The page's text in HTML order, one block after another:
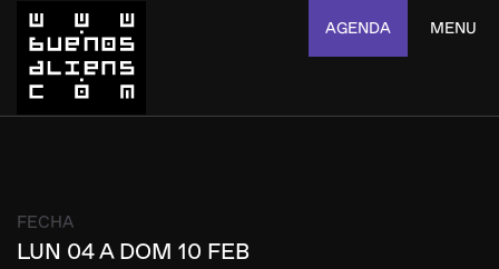
AGENDA MENU
FECHA
LUN 04 A DOM 10 FEB